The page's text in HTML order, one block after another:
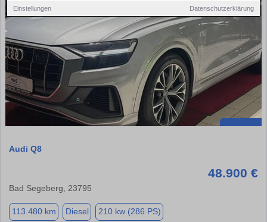
Einstellungen Datenschutzerklärung
Audi Q8
48.900 €
Bad Segeberg, 23795
113.480 km Diesel 210 kw (286 PS)